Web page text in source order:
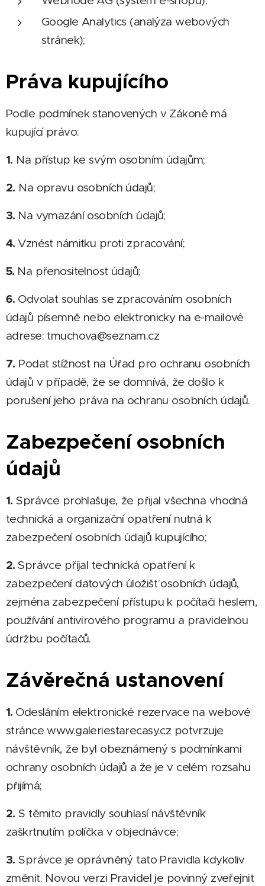
Google Analytics (analýza webových
stránek);
Práva kupujícího
Podle podmínek stanovených v Zákoně má
kupující právo:
1. Na přístup ke svým osobním údajům;
2. Na opravu osobních údajů;
3. Na vymazání osobních údajů;
4.Vznést námitku proti zpracování;
5. Na přenositelnost údajů;
6. Odvolat souhlas se zpracováním osobních
údajů písemně nebo elektronicky na e-mailové
adrese: tmuchova@seznam.cz
7. Podat stížnost na Úřad pro ochranu osobních
údajů v případě, že se domnívá, že došlo k
porušení jeho práva na ochranu osobních údajů.
Zabezpečení osobních
údajů
1. Správce prohlašuje, že přijal všechna vhodná
technická a organizační opatření nutná k
zabezpečení osobních údajů kupujícího;
2.Správce přijal technická opatření k
zabezpečení datových úložišť osobních údajů,
zejména zabezpečení přístupu k počítači heslem,
používání antivirového programu a pravidelnou
údržbu počítačů.
Závěrečná ustanovení
1. Odesláním elektronické rezervace na webové
stránce www.galeriestarecasy.cz potvrzuje
návštěvník, že byl obeznámený s podmínkami
ochrany osobních údajů a že je v celém rozsahu
přijímá;
2. S těmito pravidly souhlasí návštěvník
zaškrtnutím políčka v objednávce;
3. Správce je oprávněný tato Pravidla kdykoliv
změnit. Novou verzi Pravidel je povinný zveřejnit